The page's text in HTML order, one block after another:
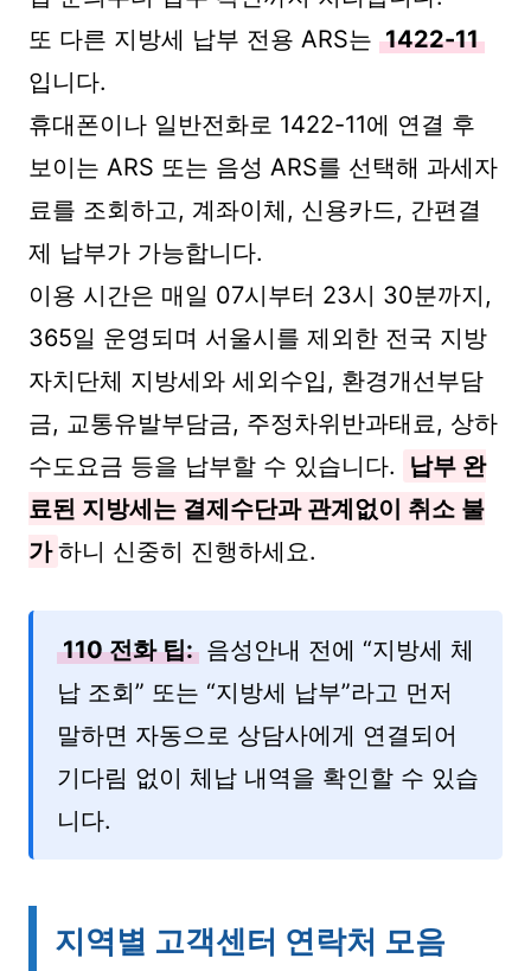
또 다른 지방세 납부 전용 ARS는 1422-11
입니다.
휴대폰이나 일반전화로 1422-11에 연결 후
보이는 ARS 또는 음성 ARS를 선택해 과세자
료를 조회하고, 계좌이체, 신용카드, 간편결
제 납부가 가능합니다.
이용 시간은 매일 07시부터 23시 30분까지,
365일 운영되며 서울시를 제외한 전국 지방
자치단체 지방세와 세외수입, 환경개선부담
금, 교통유발부담금, 주정차위반과태료, 상하
수도요금 등을 납부할 수 있습니다.
납부 완
료된 지방세는 결제수단과 관계없이 취소 불
가 하니 신중히 진행하세요.
110 전화 팁: 음성안내 전에 “지방세 체
납 조회” 또는 “지방세 납부”라고 먼저
말하면 자동으로 상담사에게 연결되어
기다림 없이 체납 내역을 확인할 수 있습
니다.
지역별 고객센터 연락처 모음